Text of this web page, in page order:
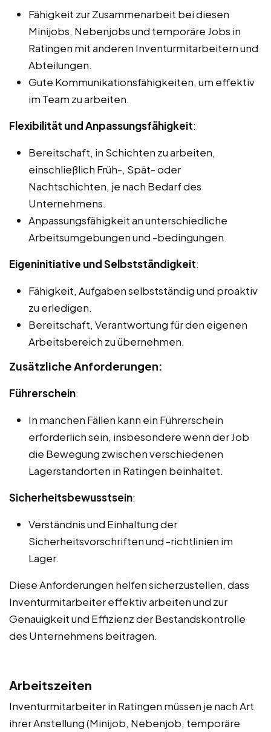
Fähigkeit zur Zusammenarbeit bei diesen
Minijobs, Nebenjobs und temporäre Jobs in
Ratingen mit anderen Inventurmitarbeitern und
Abteilungen.
Gute Kommunikationsfähigkeiten, um effektiv
im Team zu arbeiten.
Flexibilität und Anpassungsfähigkeit:
Bereitschaft, in Schichten zu arbeiten,
einschließlich Früh-, Spät- oder
Nachtschichten, je nach Bedarf des
Unternehmens.
Anpassungsfähigkeit an unterschiedliche
Arbeitsumgebungen und -bedingungen.
Eigeninitiative und Selbstständigkeit:
Fähigkeit, Aufgaben selbstständig und proaktiv
zu erledigen.
Bereitschaft, Verantwortung für den eigenen
Arbeitsbereich zu übernehmen.
Zusätzliche Anforderungen:
Führerschein:
In manchen Fällen kann ein Führerschein
erforderlich sein, insbesondere wenn der Job
die Bewegung zwischen verschiedenen
Lagerstandorten in Ratingen beinhaltet.
Sicherheitsbewusstsein:
Verständnis und Einhaltung der
Sicherheitsvorschriften und -richtlinien im
Lager.
Diese Anforderungen helfen sicherzustellen, dass
Inventurmitarbeiter effektiv arbeiten und zur
Genauigkeit und Effizienz der Bestandskontrolle
des Unternehmens beitragen.
Arbeitszeiten
Inventurmitarbeiter in Ratingen müssen je nach Art
ihrer Anstellung (Minijob, Nebenjob, temporäre